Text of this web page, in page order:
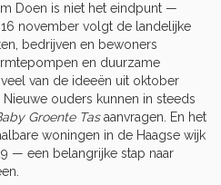
Doen is niet het eindpunt —
november volgt de landelijke
bedrijven en bewoners
en duurzame
van de ideeën uit oktober
ouders kunnen in steeds
Groente Tasaanvragen. En het
woningen in de Haagse wijk
— een belangrijke stap naar